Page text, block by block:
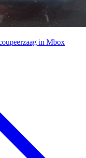
in Mbox